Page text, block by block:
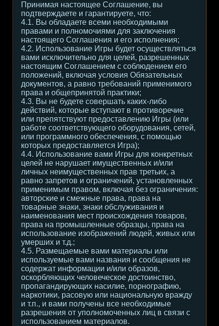
Принимая настоящее Соглашение, вы
подтверждаете и гарантируете, что:
4.1. Вы обладаете всеми необходимыми
правами и полномочиями для заключения
настоящего Соглашения и его исполнения;
4.2. Использование Игры будет осуществляться
вами исключительно для целей, разрешенных
настоящим Соглашением с соблюдением его
положений, включая условия Обязательных
документов, а равно требований применимого
права и общепринятой практики;
4.3. Вы не будете совершать каких-либо
действий, которые вступают в противоречие
или препятствуют предоставлению Игры (или
работе соответствующего оборудования, сетей,
или программного обеспечения, с помощью
которых предоставляется Игра);
4.4. Использование вами Игры для конкретных
целей не нарушает имущественных и/или
личных неимущественных прав третьих, а
равно запретов и ограничений, установленных
применимым правом, включая без ограничения:
авторские и смежные права, права на
товарные знаки, знаки обслуживания и
наименования мест происхождения товаров,
права на промышленные образцы, права на
использование изображений людей, живых или
умерших и т.д.;
4.5. Размещаемые вами материалы или
используемые вами названия и сообщения не
содержат информации и/или образов,
оскорбляющих человеческое достоинство,
пропагандирующих насилие, порнографию,
наркотики, расовую или национальную вражду
и т.п., и вами получены все необходимые
разрешения от уполномоченных лиц в связи с
использованием материалов.